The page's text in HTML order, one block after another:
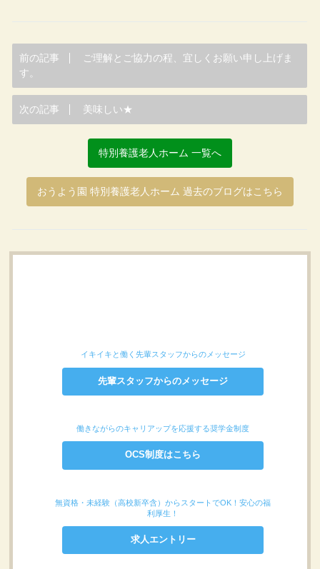
前の記事
ご理解とご協力の程、宜しくお願い申し上げま
す。
次の記事 美味しい★
特別養護老人ホーム 一覧へ
おうよう園 特別養護老人ホーム 過去のブログはこちら
イキイキと働く先輩スタッフからのメッセージ
先輩スタッフからのメッセージ
働きながらのキャリアップを応援する奨学金制度
OCS制度はこちら
無資格・未経験（高校新卒含）からスタートでOK！安心の福
利厚生！
求人エントリー